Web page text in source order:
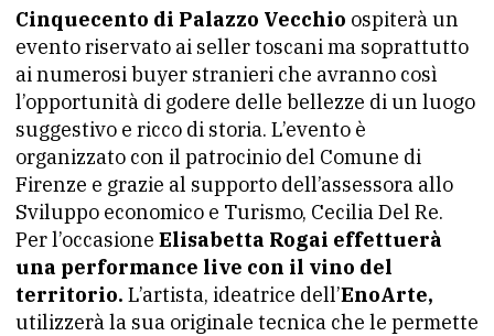
Cinquecento di Palazzo Vecchio ospiterà un
evento riservato ai seller toscani ma soprattutto
ai numerosi buyer stranieri che avranno così
l’opportunità di godere delle bellezze di un luogo
suggestivo e ricco di storia. L’evento è
organizzato con il patrocinio del Comune di
Firenze e grazie al supporto dell’assessora allo
Sviluppo economico e Turismo, Cecilia Del Re.
Per l’occasione Elisabetta Rogai effettuerà
una performance live con il vino del
territorio. L’artista, ideatrice dell’EnoArte,
utilizzerà la sua originale tecnica che le permette